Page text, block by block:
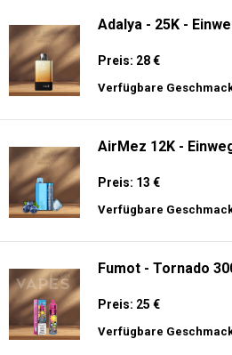
Adalya - 25K -
Preis: 28 €
Verfügbare
AirMez 12K -
Preis: 13 €
Verfügbare
Fumot - Tornado
Preis: 25 €
Verfügbare